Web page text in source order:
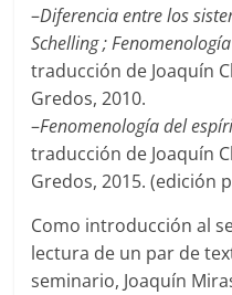
–Diferencia entre los
Schelling ;
traducción de Joaquín
Gredos, 2010.
–Fenomenología del
traducción de Joaquín
Gredos, 2015. (edición
Como introducción al
lectura de un par de
seminario, Joaquín